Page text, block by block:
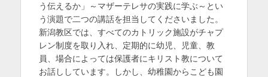
う伝えるか」～マザーテレサの実践に学ぶ～とい
う演題で二つの講話を担当してくださいました。
新潟教区では、すべてのカトリック施設がチャプ
レン制度を取り入れ、定期的に幼児、児童、教
員、場合によっては保護者にキリスト教について
お話ししています。しかし、幼稚園からこども園